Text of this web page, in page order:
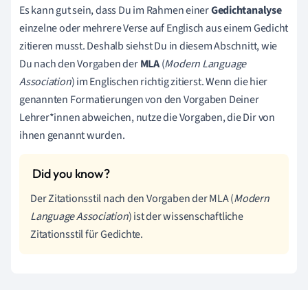
Es kann gut sein, dass Du im Rahmen einerGedichtanalyse
einzelne oder mehrere Verse auf Englisch aus einem Gedicht
zitieren musst. Deshalb siehst Du in diesem Abschnitt, wie
Du nach den Vorgaben derMLA(Modern Language
Association) im Englischen richtig zitierst. Wenn die hier
genannten Formatierungen von den Vorgaben Deiner
Lehrer*innen abweichen, nutze die Vorgaben, die Dir von
ihnen genannt wurden.
Der Zitationsstil nach den Vorgaben der MLA (Modern
Language Association) ist der wissenschaftliche
Zitationsstil für Gedichte.